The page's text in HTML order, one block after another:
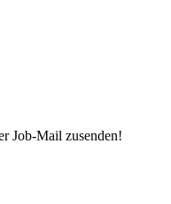
Job-Mail zusenden!